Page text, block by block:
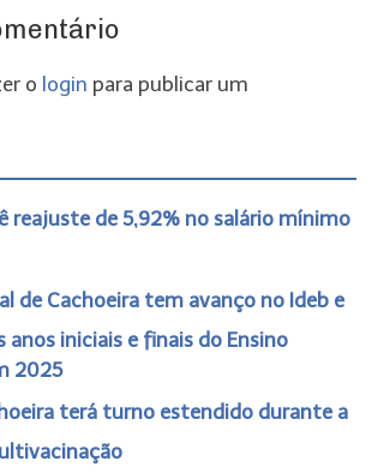
o login para publicar um
reajuste de 5,92% no salário mínimo
de Cachoeira tem avanço no Ideb e
iniciais e finais do Ensino
2025
terá turno estendido durante a